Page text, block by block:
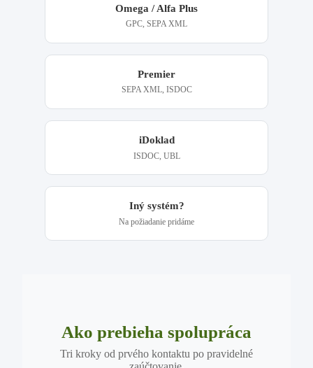
Omega / Alfa Plus
GPC, SEPA XML
Premier
SEPA XML, ISDOC
iDoklad
ISDOC, UBL
Iný systém?
Na požiadanie pridáme
Ako prebieha spolupráca
Tri kroky od prvého kontaktu po pravidelné